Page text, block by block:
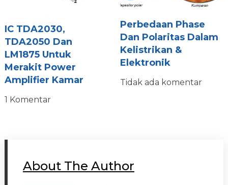
IC TDA2030,
TDA2050 Dan
LM1875 Untuk
Merakit Power
Amplifier Kamar
1 Komentar
Perbedaan Phase
Dan Polaritas Dalam
Kelistrikan &
Elektronik
Tidak ada komentar
About The Author